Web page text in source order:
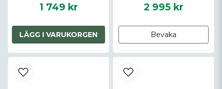
1 749 kr
LÄGG I VARUKORGEN
2 995 kr
Bevaka